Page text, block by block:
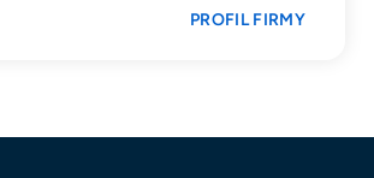
PROFIL FIRMY